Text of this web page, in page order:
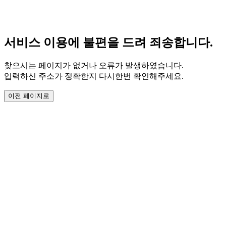
서비스 이용에 불편을 드려 죄송합니다.
찾으시는 페이지가 없거나 오류가 발생하였습니다.
입력하신 주소가 정확한지 다시한번 확인해주세요.
이전 페이지로